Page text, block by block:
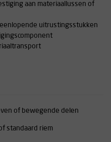
aan materiaallussen of
uitrustingsstukken
of bewegende delen
standaard riem